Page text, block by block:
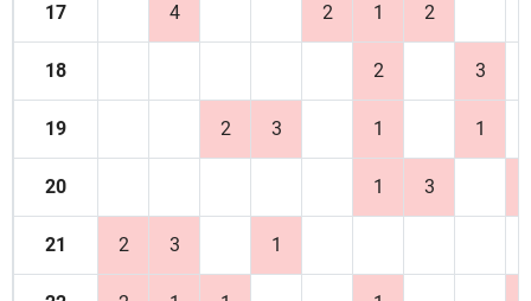
17 4 2 1 2
18 2 3
19 2 3 1 1
20 1 3
21 2 3 1